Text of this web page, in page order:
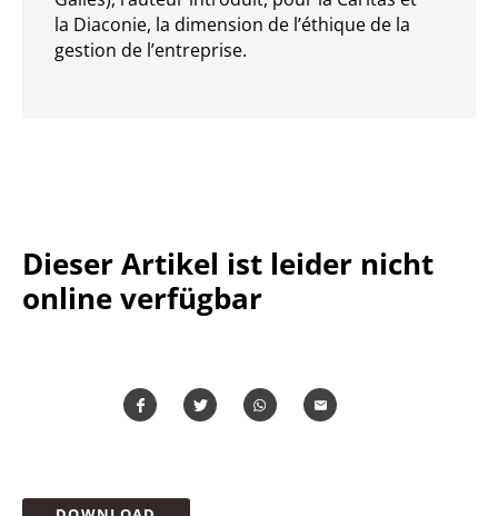
la Diaconie, la dimension de l’éthique de la
gestion de l’entreprise.
Dieser Artikel ist leider nicht
online verfügbar